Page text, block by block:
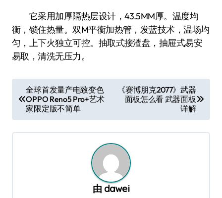
它采用加厚隔热层设计，43.5MM厚。温度均
衡，锁住热量。双M平衡加热管，发蓝技术，温场均
匀，上下火独立可控。抽取式接渣盘，抽屉式易安
易取，清洗无压力。
章
导
航
全球首发量产电致变色
OPPO Reno5 Pro+艺术
家限定版不简单
《赛博朋克2077》武器
面板怎么看 武器面板
详解
由 dawei